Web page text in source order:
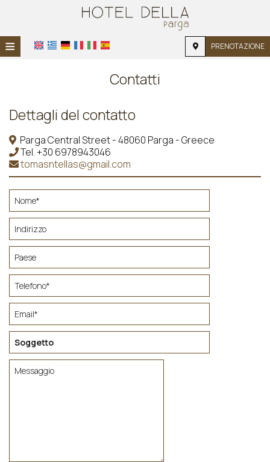
≡ PRENOTAZIONE
ALLOGGIO
SERVIZI
GALLERIA FOTOGRAFICA
RICHIESTA
CONTATTI
Contatti
Dettagli del contatto
Parga Central Street - 48060 Parga - Greece
Tel.+30 6978943046
tomasntellas@gmail.com